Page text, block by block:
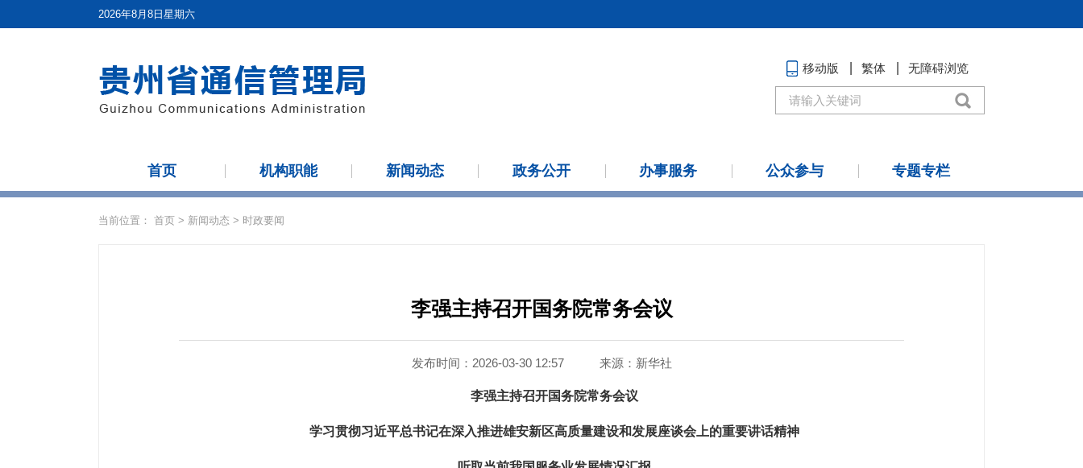
2026年8月8日星期六
移动版 繁体 无障碍浏览
首页 机构职能 新闻动态 政务公开 办事服务 公众参与 专题专栏
当前位置： 首页 > 新闻动态 > 时政要闻
李强主持召开国务院常务会议
发布时间：2026-03-30 12:57 来源： 新华社
李强主持召开国务院常务会议
学习贯彻习近平总书记在深入推进雄安新区高质量建设和发展座谈会上的重要讲话精神